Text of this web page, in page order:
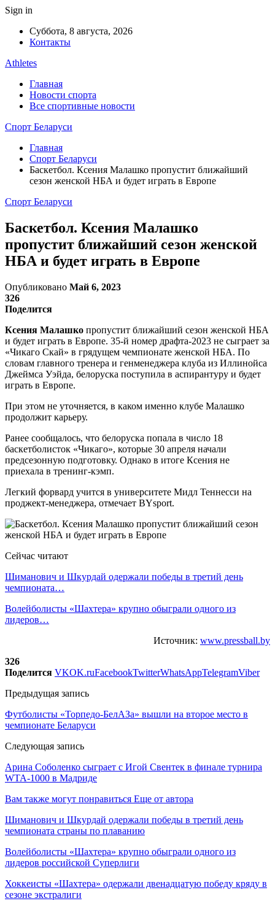
Sign in
Суббота, 8 августа, 2026
Контакты
Athletes
Главная
Новости спорта
Все спортивные новости
Спорт Беларуси
Главная
Спорт Беларуси
Баскетбол. Ксения Малашко пропустит ближайший
сезон женской НБА и будет играть в Европе
Спорт Беларуси
Баскетбол. Ксения Малашко
пропустит ближайший сезон женской
НБА и будет играть в Европе
Опубликовано Май 6, 2023
326
Поделится
Ксения Малашко пропустит ближайший сезон женской НБА
и будет играть в Европе. 35-й номер драфта-2023 не сыграет за
«Чикаго Скай» в грядущем чемпионате женской НБА. По
словам главного тренера и генменеджера клуба из Иллинойса
Джеймса Уэйда, белоруска поступила в аспирантуру и будет
играть в Европе.
При этом не уточняется, в каком именно клубе Малашко
продолжит карьеру.
Ранее сообщалось, что белоруска попала в число 18
баскетболисток «Чикаго», которые 30 апреля начали
предсезонную подготовку. Однако в итоге Ксения не
приехала в тренинг-кэмп.
Легкий форвард учится в университете Мидл Теннесси на
проджект-менеджера, отмечает BYsport.
Сейчас читают
Шиманович и Шкурдай одержали победы в третий день
чемпионата…
Волейболисты «Шахтера» крупно обыграли одного из
лидеров…
Источник: www.pressball.by
326
Поделится VKOK.ruFacebookTwitterWhatsAppTelegramViber
Предыдущая запись
Футболисты «Торпедо-БелАЗа» вышли на второе место в
чемпионате Беларуси
Следующая запись
Арина Соболенко сыграет с Игой Свентек в финале турнира
WTA-1000 в Мадриде
Вам также могут понравиться Еще от автора
Шиманович и Шкурдай одержали победы в третий день
чемпионата страны по плаванию
Волейболисты «Шахтера» крупно обыграли одного из
лидеров российской Суперлиги
Хоккеисты «Шахтера» одержали двенадцатую победу кряду в
сезоне экстралиги